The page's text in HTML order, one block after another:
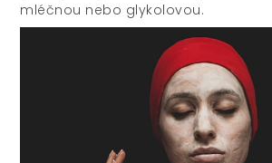
mléčnou nebo glykolovou.